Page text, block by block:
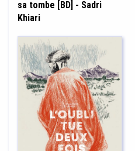
sa tombe [BD] - Sadri
Khiari